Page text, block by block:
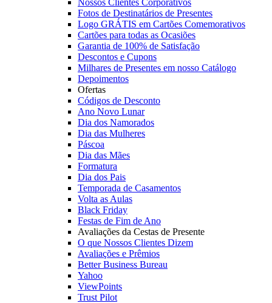
Nossos Clientes Corporativos
Fotos de Destinatários de Presentes
Logo GRÁTIS em Cartões Comemorativos
Cartões para todas as Ocasiões
Garantia de 100% de Satisfação
Descontos e Cupons
Milhares de Presentes em nosso Catálogo
Depoimentos
Ofertas
Códigos de Desconto
Ano Novo Lunar
Dia dos Namorados
Dia das Mulheres
Páscoa
Dia das Mães
Formatura
Dia dos Pais
Temporada de Casamentos
Volta as Aulas
Black Friday
Festas de Fim de Ano
Avaliações da Cestas de Presente
O que Nossos Clientes Dizem
Avaliações e Prêmios
Better Business Bureau
Yahoo
ViewPoints
Trust Pilot